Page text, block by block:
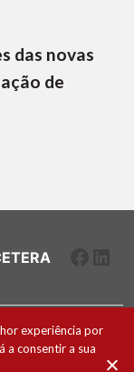
das novas
de
experiência por
a consentir a sua